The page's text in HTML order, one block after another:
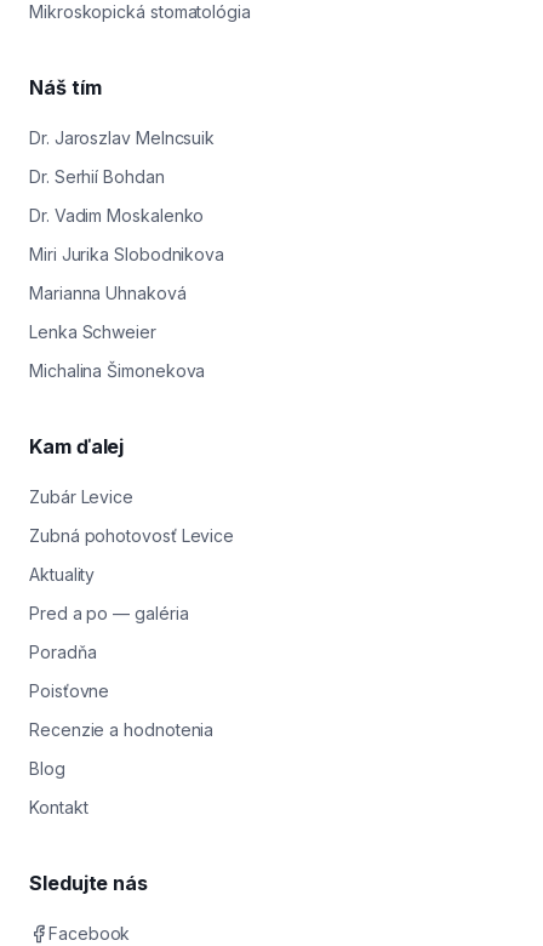
Mikroskopická stomatológia
Náš tím
Dr. Jaroszlav Melncsuik
Dr. Serhií Bohdan
Dr. Vadim Moskalenko
Miri Jurika Slobodnikova
Marianna Uhnaková
Lenka Schweier
Michalina Šimonekova
Kam ďalej
Zubár Levice
Zubná pohotovosť Levice
Aktuality
Pred a po — galéria
Poradňa
Poisťovne
Recenzie a hodnotenia
Blog
Kontakt
Sledujte nás
Facebook